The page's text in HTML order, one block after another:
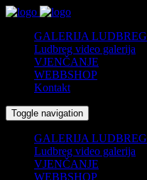
GALERIJA LUDBREG
Ludbreg video galerija
VJENČANJE
WEBBSHOP
Kontakt
Toggle navigation
GALERIJA LUDBREG
Ludbreg video galerija
VJENČANJE
WEBBSHOP